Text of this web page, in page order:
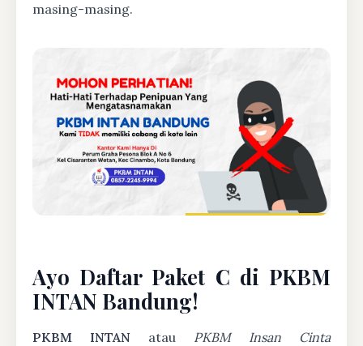
masing-masing.
Ayo Daftar Paket C di PKBM
INTAN Bandung!
PKBM INTAN atau PKBM Insan Cinta